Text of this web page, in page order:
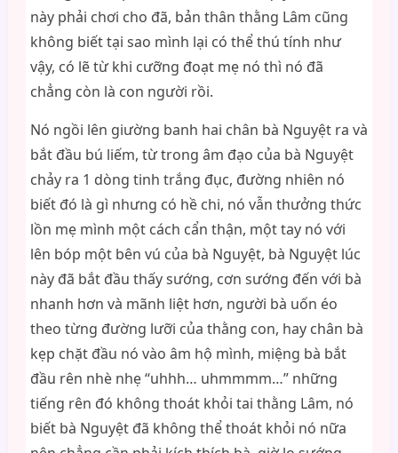
này phải chơi cho đã, bản thân thằng Lâm cũng
không biết tại sao mình lại có thể thú tính như
vậy, có lẽ từ khi cưỡng đoạt mẹ nó thì nó đã
chẳng còn là con người rồi.
Nó ngồi lên giường banh hai chân bà Nguyệt ra và
bắt đầu bú liếm, từ trong âm đạo của bà Nguyệt
chảy ra 1 dòng tinh trắng đục, đường nhiên nó
biết đó là gì nhưng có hề chi, nó vẫn thưởng thức
lồn mẹ mình một cách cẩn thận, một tay nó với
lên bóp một bên vú của bà Nguyệt, bà Nguyệt lúc
này đã bắt đầu thấy sướng, cơn sướng đến với bà
nhanh hơn và mãnh liệt hơn, người bà uốn éo
theo từng đường lưỡi của thằng con, hay chân bà
kẹp chặt đầu nó vào âm hộ mình, miệng bà bắt
đầu rên nhè nhẹ “uhhh… uhmmmm…” những
tiếng rên đó không thoát khỏi tai thằng Lâm, nó
biết bà Nguyệt đã không thể thoát khỏi nó nữa